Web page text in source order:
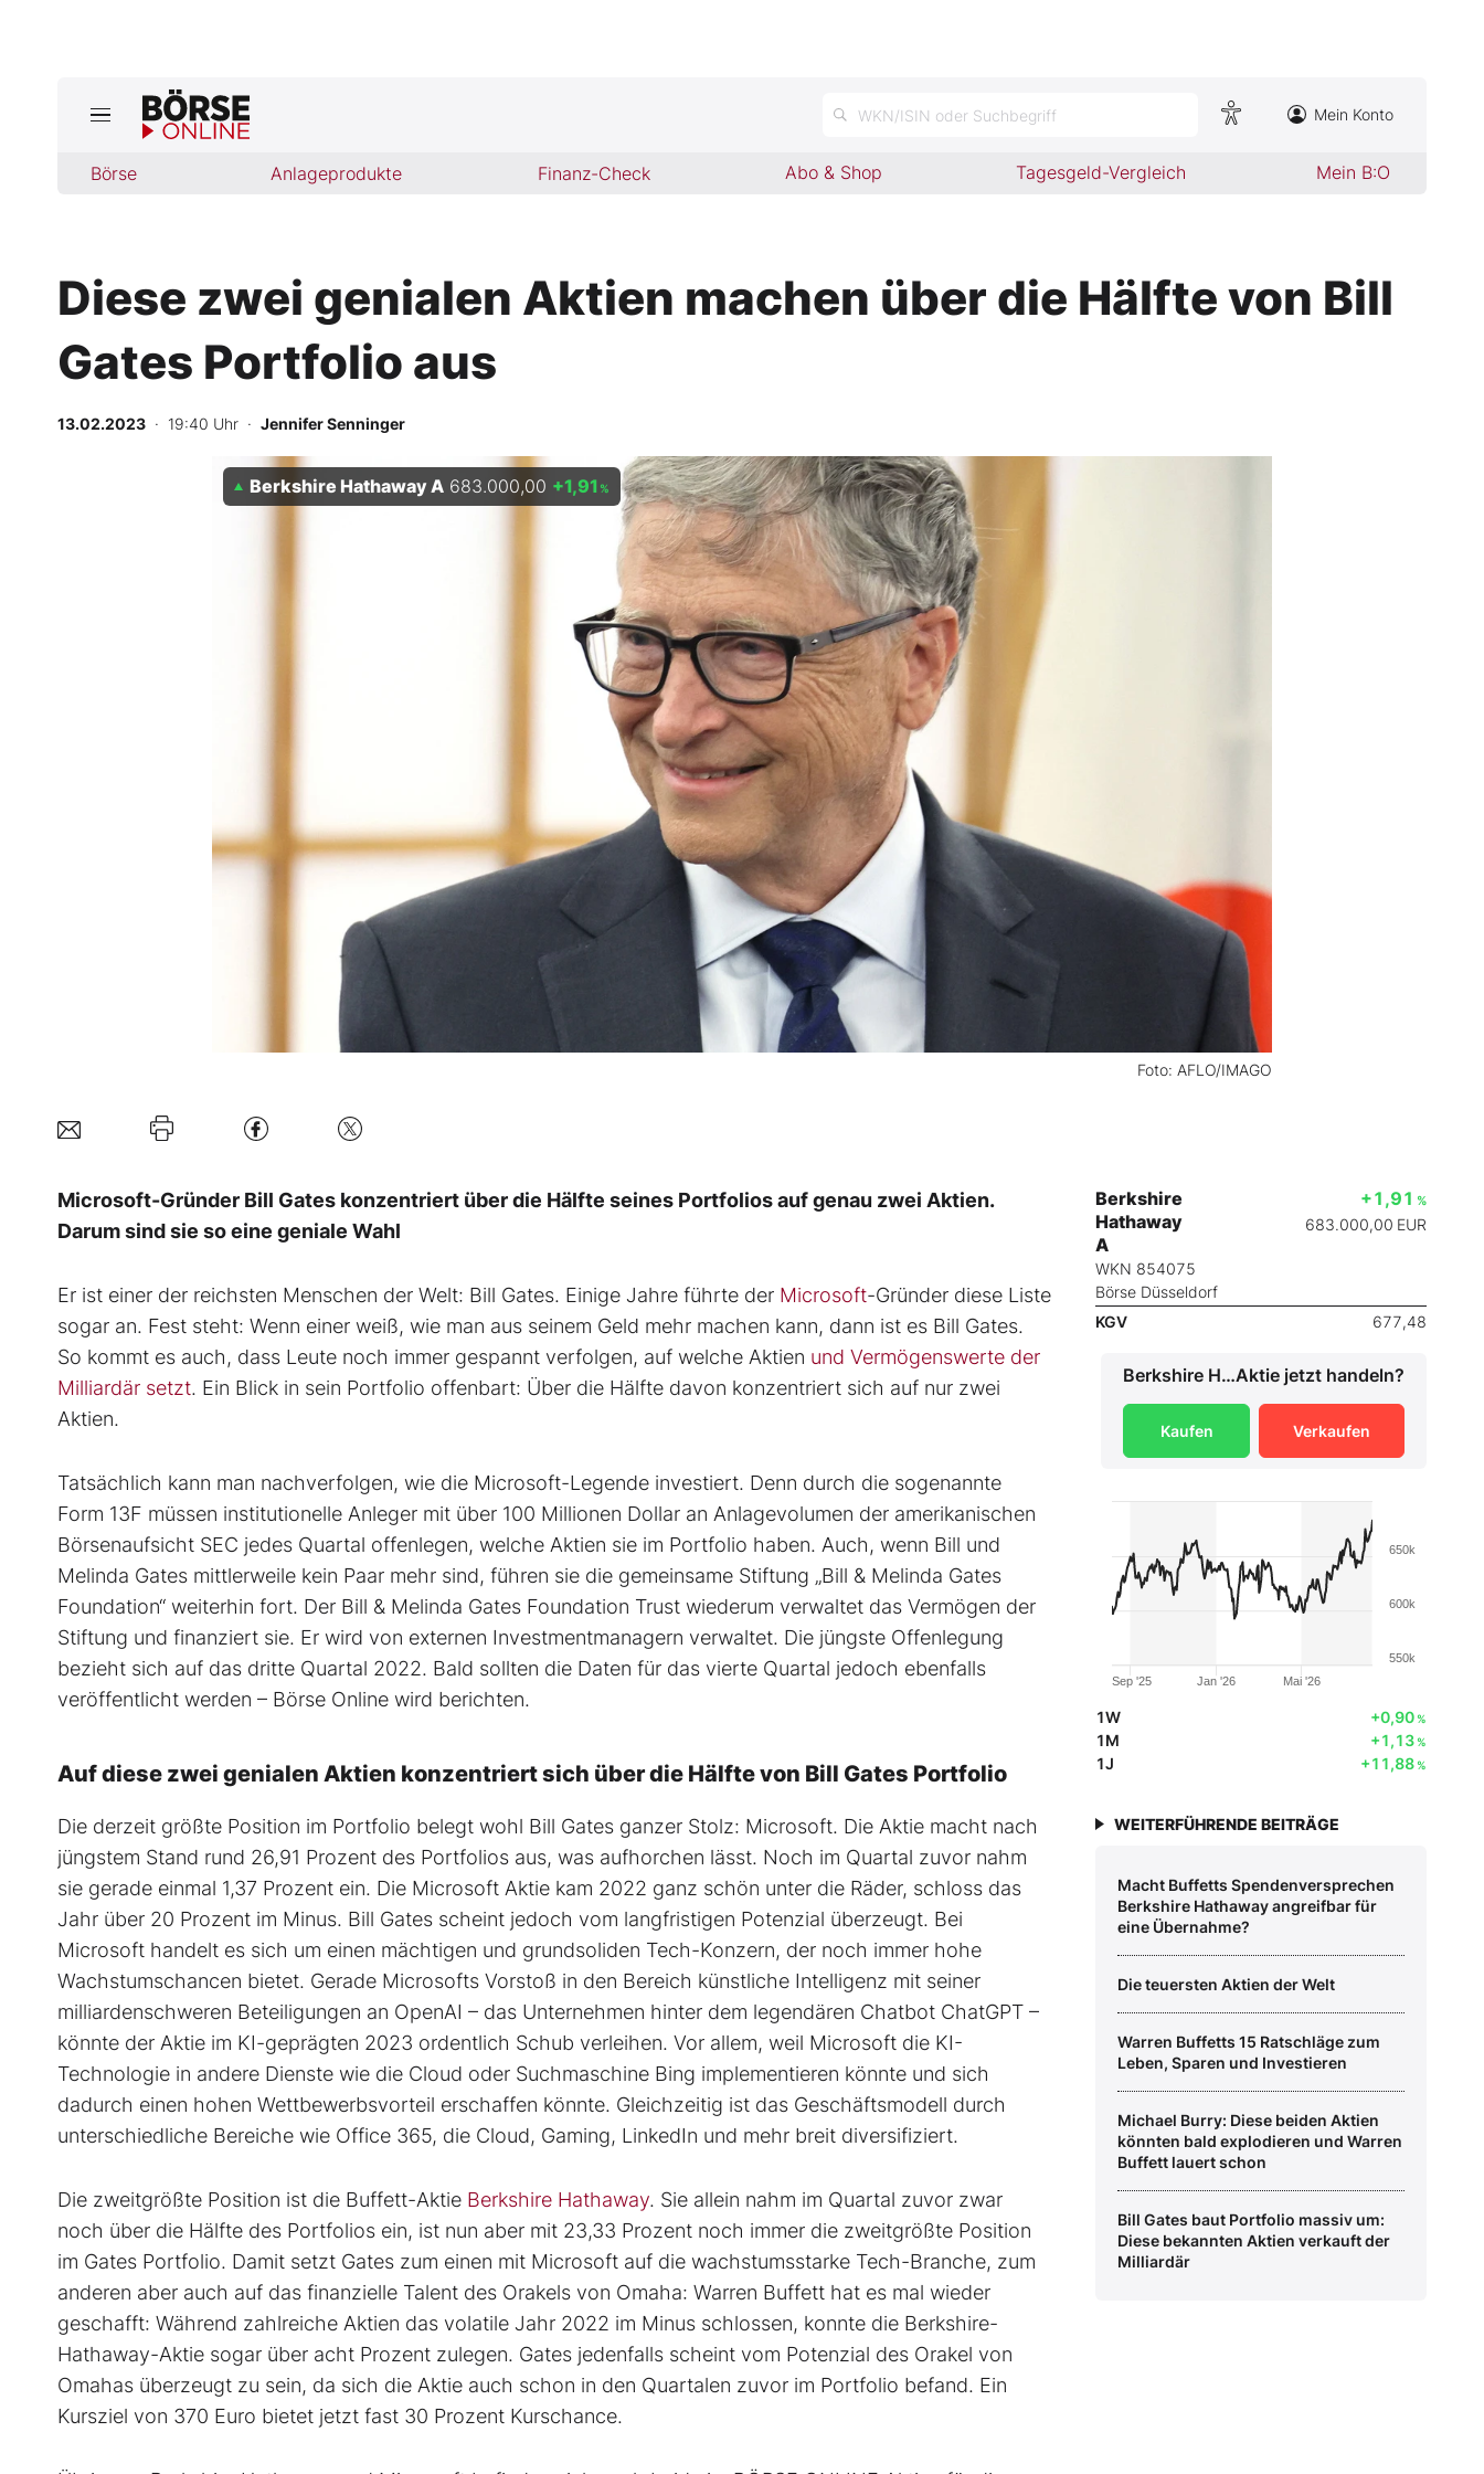
WKN/ISIN oder Suchbegriff Mein Konto
Börse Anlageprodukte Finanz-Check Abo & Shop Tagesgeld-Vergleich Mein B:O
Jetzt aktuelle Ausgabe BÖRSE ONLINE lesen
Anlageprodukte
Finanz-Check
BO-Musterdepots
Diese zwei genialen Aktien machen über die Hälfte von Bill
Gates Portfolio aus
13.02.2023 · 19:40 Uhr · Jennifer Senninger
Foto: AFLO/IMAGO
Berkshire Hathaway A 683.000,00 +1,91 %
Microsoft-Gründer Bill Gates konzentriert über die Hälfte seines Portfolios auf genau zwei Aktien.
Darum sind sie so eine geniale Wahl
Er ist einer der reichsten Menschen der Welt: Bill Gates. Einige Jahre führte der Microsoft-Gründer diese Liste
sogar an. Fest steht: Wenn einer weiß, wie man aus seinem Geld mehr machen kann, dann ist es Bill Gates.
So kommt es auch, dass Leute noch immer gespannt verfolgen, auf welche Aktien und Vermögenswerte der
Milliardär setzt. Ein Blick in sein Portfolio offenbart: Über die Hälfte davon konzentriert sich auf nur zwei
Aktien.
Tatsächlich kann man nachverfolgen, wie die Microsoft-Legende investiert. Denn durch die sogenannte
Form 13F müssen institutionelle Anleger mit über 100 Millionen Dollar an Anlagevolumen der amerikanischen
Börsenaufsicht SEC jedes Quartal offenlegen, welche Aktien sie im Portfolio haben. Auch, wenn Bill und
Melinda Gates mittlerweile kein Paar mehr sind, führen sie die gemeinsame Stiftung „Bill & Melinda Gates
Foundation“ weiterhin fort. Der Bill & Melinda Gates Foundation Trust wiederum verwaltet das Vermögen der
Stiftung und finanziert sie. Er wird von externen Investmentmanagern verwaltet. Die jüngste Offenlegung
bezieht sich auf das dritte Quartal 2022. Bald sollten die Daten für das vierte Quartal jedoch ebenfalls
veröffentlicht werden – Börse Online wird berichten.
Auf diese zwei genialen Aktien konzentriert sich über die Hälfte von Bill Gates Portfolio
Die derzeit größte Position im Portfolio belegt wohl Bill Gates ganzer Stolz: Microsoft. Die Aktie macht nach
jüngstem Stand rund 26,91 Prozent des Portfolios aus, was aufhorchen lässt. Noch im Quartal zuvor nahm
sie gerade einmal 1,37 Prozent ein. Die Microsoft Aktie kam 2022 ganz schön unter die Räder, schloss das
Jahr über 20 Prozent im Minus. Bill Gates scheint jedoch vom langfristigen Potenzial überzeugt. Bei
Microsoft handelt es sich um einen mächtigen und grundsoliden Tech-Konzern, der noch immer hohe
Wachstumschancen bietet. Gerade Microsofts Vorstoß in den Bereich künstliche Intelligenz mit seiner
milliardenschweren Beteiligungen an OpenAI – das Unternehmen hinter dem legendären Chatbot ChatGPT –
könnte der Aktie im KI-geprägten 2023 ordentlich Schub verleihen. Vor allem, weil Microsoft die KI-
Technologie in andere Dienste wie die Cloud oder Suchmaschine Bing implementieren könnte und sich
dadurch einen hohen Wettbewerbsvorteil erschaffen könnte. Gleichzeitig ist das Geschäftsmodell durch
unterschiedliche Bereiche wie Office 365, die Cloud, Gaming, LinkedIn und mehr breit diversifiziert.
Die zweitgrößte Position ist die Buffett-Aktie Berkshire Hathaway. Sie allein nahm im Quartal zuvor zwar
noch über die Hälfte des Portfolios ein, ist nun aber mit 23,33 Prozent noch immer die zweitgrößte Position
im Gates Portfolio. Damit setzt Gates zum einen mit Microsoft auf die wachstumsstarke Tech-Branche, zum
anderen aber auch auf das finanzielle Talent des Orakels von Omaha: Warren Buffett hat es mal wieder
geschafft: Während zahlreiche Aktien das volatile Jahr 2022 im Minus schlossen, konnte die Berkshire-
Hathaway-Aktie sogar über acht Prozent zulegen. Gates jedenfalls scheint vom Potenzial des Orakel von
Omahas überzeugt zu sein, da sich die Aktie auch schon in den Quartalen zuvor im Portfolio befand. Ein
Kursziel von 370 Euro bietet jetzt fast 30 Prozent Kurschance.
Berkshire
Hathaway
A
WKN 854075
Börse Düsseldorf
+1,91 %
683.000,00 EUR
KGV 677,48
Berkshire Hathaway AAktie jetzt handeln?
Kaufen Verkaufen
Jan '26
Sep '25 Mai '26
550k
600k
650k
1W +0,90%
1M +1,13%
1J +11,88%
WEITERFÜHRENDE BEITRÄGE
Macht Buffetts Spendenversprechen
Berkshire Hathaway angreifbar für
eine Übernahme?
Die teuersten Aktien der Welt
Warren Buffetts 15 Ratschläge zum
Leben, Sparen und Investieren
Michael Burry: Diese beiden Aktien
könnten bald explodieren und Warren
Buffett lauert schon
Bill Gates baut Portfolio massiv um:
Diese bekannten Aktien verkauft der
Milliardär